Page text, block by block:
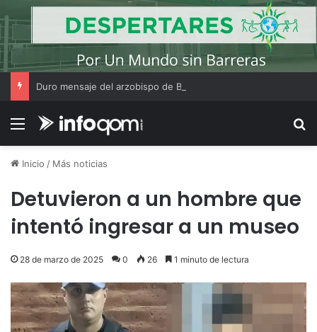
Menú
Inicio / Más noticias
Detuvieron a un hombre que
intentó ingresar a un museo
28 de marzo de 2025 0 26 1 minuto de lectura